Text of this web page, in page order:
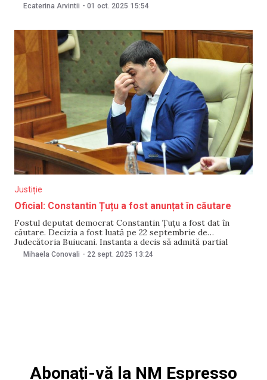
Sentința a fost pronunțată pe 1 octombrie, pentru
complicitatea la acceptarea finanțării ilegale a formațiunii
Ecaterina Arvintii - 01 oct. 2025 15:54
Justiție
Oficial: Constantin Țuțu a fost anunțat în căutare
Fostul deputat democrat Constantin Țuțu a fost dat în
căutare. Decizia a fost luată pe 22 septembrie de
Judecătoria Buiucani. Instanța a decis să admită parțial
demersul procurorului din cadrul Procuraturii Anticorupție,
care a cerut ca Țuțu să fie dat în căutare și să i se aplice
Mihaela Conovali - 22 sept. 2025 13:24
Abonați-vă la NM Espresso